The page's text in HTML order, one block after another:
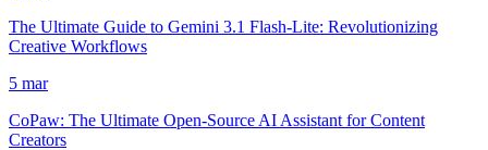
The Ultimate Guide to Gemini 3.1 Flash-Lite: Revolutionizing
Creative Workflows
5 mar
CoPaw: The Ultimate Open-Source AI Assistant for Content
Creators